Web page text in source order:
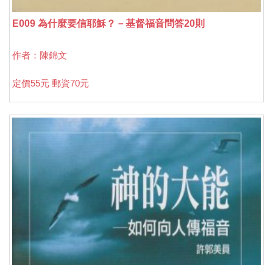
E009 為什麼要信耶穌？－基督福音問答20則
作者：陳錦文
定價55元 郵資70元